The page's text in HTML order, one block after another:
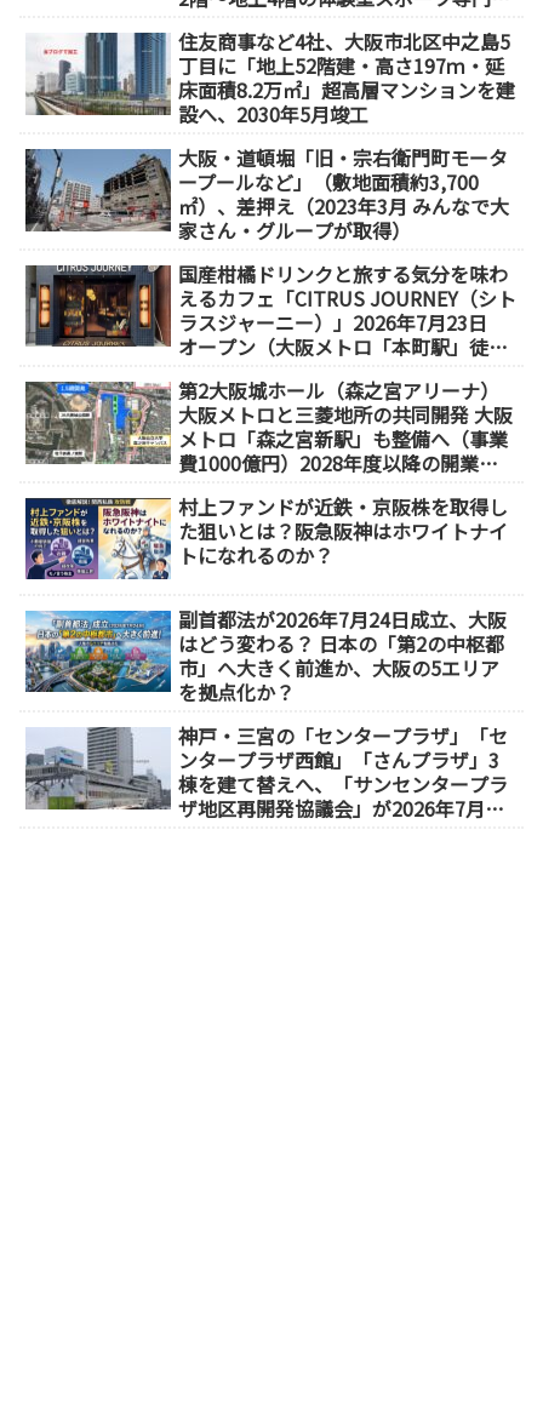
住友商事など4社、大阪市北区中之島5
丁目に「地上52階建・高さ197ｍ・延
床面積8.2万㎡」超高層マンションを建
設へ、2030年5月竣工
大阪・道頓堀「旧・宗右衛門町モータ
ープールなど」（敷地面積約3,700
㎡）、差押え（2023年3月 みんなで大
家さん・グループが取得）
国産柑橘ドリンクと旅する気分を味わ
えるカフェ「CITRUS JOURNEY（シト
ラスジャーニー）」2026年7月23日
オープン（大阪メトロ「本町駅」徒歩
第2大阪城ホール（森之宮アリーナ）
大阪メトロと三菱地所の共同開発 大阪
メトロ「森之宮新駅」も整備へ（事業
費1000億円）2028年度以降の開業
村上ファンドが近鉄・京阪株を取得し
た狙いとは？阪急阪神はホワイトナイ
トになれるのか？
副首都法が2026年7月24日成立、大阪
はどう変わる？ 日本の「第2の中枢都
市」へ大きく前進か、大阪の5エリア
を拠点化か？
神戸・三宮の「センタープラザ」「セ
ンタープラザ西館」「さんプラザ」3
棟を建て替えへ、「サンセンタープラ
ザ地区再開発協議会」が2026年7月発